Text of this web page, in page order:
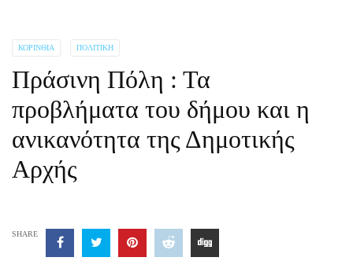
ΚΟΡΙΝΘΊΑ ΠΟΛΙΤΙΚΉ
Πράσινη Πόλη : Τα
προβλήματα του δήμου και η
ανικανότητα της Δημοτικής
Αρχής
SHARE